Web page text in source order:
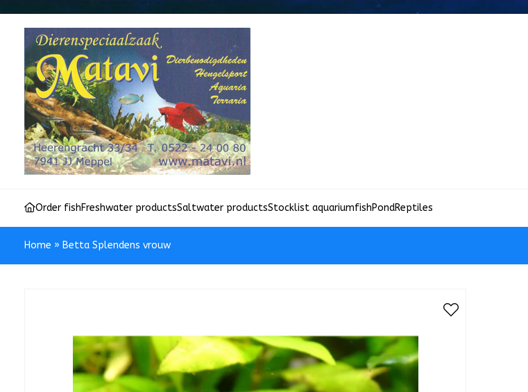
Order fishFreshwater productsSaltwater productsStocklist aquariumfishPondReptiles
Home » Betta Splendens vrouw